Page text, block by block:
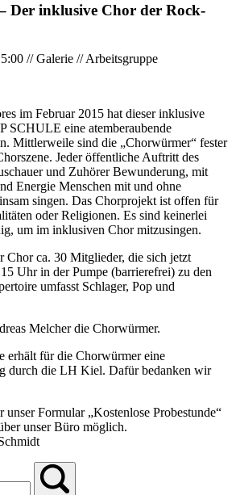
Der inklusive Chor der Rock-
//Galerie //Arbeitsgruppe
im Februar 2015 hat dieser inklusive
SCHULE eine atemberaubende
Mittlerweile sind die „Chorwürmer“ fester
Jeder öffentliche Auftritt des
und Zuhörer Bewunderung, mit
Energie Menschen mit und ohne
singen. Das Chorprojekt ist offen für
oder Religionen. Es sind keinerlei
um im inklusiven Chor mitzusingen.
Chor ca. 30 Mitglieder, die sich jetzt
Uhr in der Pumpe (barrierefrei) zu den
umfasst Schlager, Pop und
Melcher die Chorwürmer.
erhält für die Chorwürmer eine
durch die LH Kiel. Dafür bedanken wir
Formular „Kostenlose Probestunde“
unser Büro möglich.